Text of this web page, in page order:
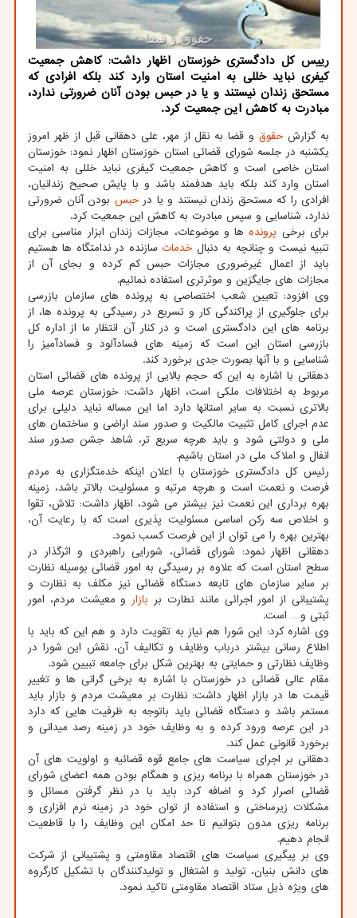
رییس کل دادگستری خوزستان اظهار داشت: کاهش جمعیت
کیفری نباید خللی به امنیت استان وارد کند بلکه افرادی که
مستحق زندان نیستند و یا در حبس بودن آنان ضرورتی ندارد،
مبادرت به کاهش این جمعیت کرد.
به گزارش حقوقو قضا به نقل از مهر، علی دهقانی قبل از ظهر امروز
یکشنبه در جلسه شورای قضائی استان خوزستان اظهار نمود: خوزستان
استان خاصی است و کاهش جمعیت کیفری نباید خللی به امنیت
استان وارد کند بلکه باید هدفمند باشد و با پایش صحیح زندانیان،
افرادی را که مستحق زندان نیستند و یا درحبس بودن آنان ضرورتی
ندارد، شناسایی و سپس مبادرت به کاهش این جمعیت کرد.
برای برخی پرونده ها و موضوعات، مجازات زندان ابزار مناسبی برای
تنبیه نیست و چنانچه به دنبال خدمات سازنده در ندامتگاه ها هستیم
باید از اعمال غیرضروری مجازات حبس کم کرده و بجای آن از
مجازات های جایگزین و موثرتری استفاده نمائیم.
وی افزود: تعیین شعب اختصاصی به پرونده های سازمان بازرسی
برای جلوگیری از پراکندگی کار و تسریع در رسیدگی به پرونده ها، از
برنامه های این دادگستری است و در کنار آن انتظار ما از اداره کل
بازرسی استان این است که زمینه های فسادآلود و فسادآمیز را
شناسایی و با آنها بصورت جدی برخورد کند.
دهقانی با اشاره به این که حجم بالایی از پرونده های قضائی استان
مربوط به اختلافات ملکی است، اظهار داشت: خوزستان عرصه ملی
بالاتری نسبت به سایر استانها دارد اما این مساله نباید دلیلی برای
عدم اجرای کامل تثبیت مالکیت و صدور سند اراضی و ساختمان های
ملی و دولتی شود و باید هرچه سریع تر، شاهد جشن صدور سند
انفال و املاک ملی در استان باشیم.
رئیس کل دادگستری خوزستان با اعلان اینکه خدمتگزاری به مردم
فرصت و نعمت است و هرچه مرتبه و مسئولیت بالاتر باشد، زمینه
بهره برداری این نعمت نیز بیشتر می شود، اظهار داشت: تلاش، تقوا
و اخلاص سه رکن اساسی مسئولیت پذیری است که با رعایت آن،
بهترین بهره را می توان از این فرصت کسب نمود.
دهقانی اظهار نمود: شورای قضائی، شورایی راهبردی و اثرگذار در
سطح استان است که علاوه بر رسیدگی به امور قضائی بوسیله نظارت
بر سایر سازمان های تابعه دستگاه قضائی نیز مکلف به نظارت و
پشتیبانی از امور اجرائی مانند نطارت بر بازار و معیشت مردم، امور
ثبتی و… است.
وی اشاره کرد: این شورا هم نیاز به تقویت دارد و هم این که باید با
اطلاع رسانی بیشتر درباب وظایف و تکالیف آن، نقش این شورا در
وظایف نظارتی و حمایتی به بهترین شکل برای جامعه تبیین شود.
مقام عالی قضائی در خوزستان با اشاره به برخی گرانی ها و تغییر
قیمت ها در بازار اظهار داشت: نظارت بر معیشت مردم و بازار باید
مستمر باشد و دستگاه قضائی باید باتوجه به ظرفیت هایی که دارد
در این عرصه ورود کرده و به وظایف خود در زمینه رصد میدانی و
برخورد قانونی عمل کند.
دهقانی بر اجرای سیاست های جامع قوه قضائیه و اولویت های آن
در خوزستان همراه با برنامه ریزی و همگام بودن همه اعضای شورای
قضائی اصرار کرد و اضافه کرد: باید با در نظر گرفتن مسائل و
مشکلات زیرساختی و استفاده از توان خود در زمینه نرم افزاری و
برنامه ریزی مدون بتوانیم تا حد امکان این وظایف را با قاطعیت
انجام دهیم.
وی بر پیگیری سیاست های اقتصاد مقاومتی و پشتیبانی از شرکت
های دانش بنیان، تولید و اشتغال و تولیدکنندگان با تشکیل کارگروه
های ویژه ذیل ستاد اقتصاد مقاومتی تاکید نمود.